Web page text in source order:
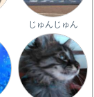
じゅんじゅん